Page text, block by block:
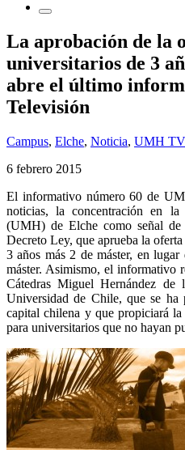
La aprobación de la
universitarios de 3
abre el último
Televisión
Campus, Elche, Noticia, UMH TV
6 febrero 2015
El informativo número 60 de
noticias, la concentración en
(UMH) de Elche como señal
Decreto Ley, que aprueba la
3 años más 2 de máster, en
máster. Asimismo, el informativo
Cátedras Miguel Hernández
Universidad de Chile, que se ha
capital chilena y que propiciará
para universitarios que no hayan